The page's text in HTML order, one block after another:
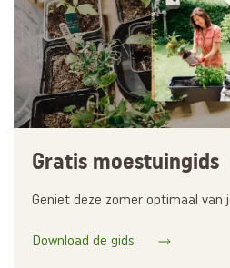
Gratis moestuingids
Geniet deze zomer optimaal van
Download de gids